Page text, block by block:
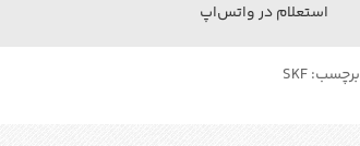
استعلام در واتس‌اپ
برچسب:SKF